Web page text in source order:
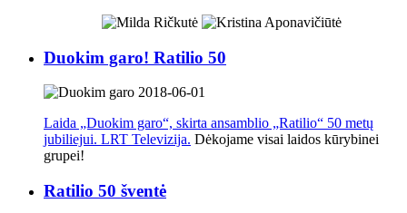
Duokim garo! Ratilio 50
Laida „Duokim garo“, skirta ansamblio „Ratilio“ 50 metų
jubiliejui. LRT Televizija. Dėkojame visai laidos kūrybinei
grupei!
Ratilio 50 šventė